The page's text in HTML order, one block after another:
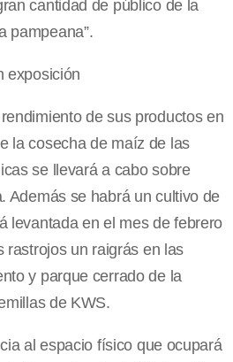
cantidad de público de la
pampeana”.
exposición
de sus productos en
la cosecha de maíz de las
se llevará a cabo sobre
Además se habrá un cultivo de
levantada en el mes de febrero
rastrojos un raigrás en las
y parque cerrado de la
de KWS.
al espacio físico que ocupará